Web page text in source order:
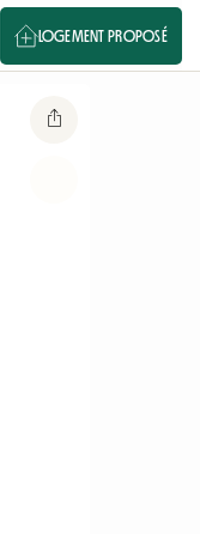
LOGEMENT PROPOSÉ